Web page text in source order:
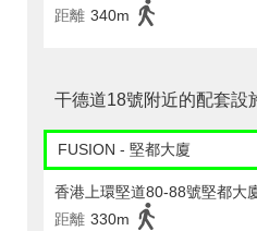
距離 340m
干德道18號附近的配套設
FUSION - 堅都大廈
香港上環堅道80-88號堅都大
距離 330m